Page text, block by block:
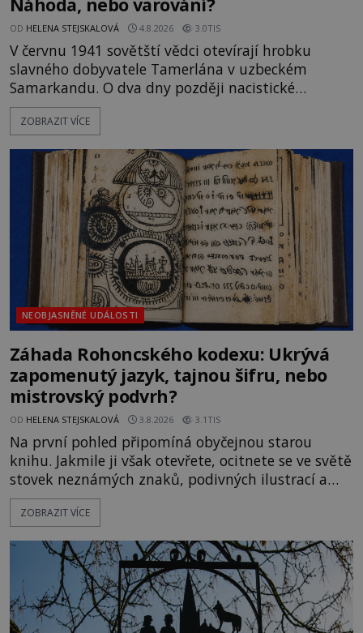
OD HELENA STEJSKALOVÁ 4.8.2026 3.0TIS
V červnu 1941 sovětští vědci otevírají hrobku
slavného dobyvatele Tamerlána v uzbeckém
Samarkandu. O dva dny později nacistické
Německo zahajuje operaci Barbarossa a napadá
Sovětský svaz. Shoda dat je natolik zarážející, že se
na legendě něco pravdy, nebo jde jen o fascinující
souhru okolností? Když antropolog Michail
Gerasimov (1907-1970) a
ZOBRAZIT VÍCE
NEOBJASNĚNÉ UDÁLOSTI
Záhada Rohoncského kodexu: Ukrývá
zapomenutý jazyk, tajnou šifru, nebo
mistrovský podvrh?
OD HELENA STEJSKALOVÁ 3.8.2026 3.1TIS
Na první pohled připomíná obyčejnou starou
knihu. Jakmile ji však otevřete, ocitnete se ve světě
stovek neznámých znaků, podivných ilustrací a
textu, který už téměř dvě století vzdoruje všem
pokusům o rozluštění. Rohoncský kodex patří mezi
jistotou neví, kdo jej napsal, kdy vznikl ani co
vlastně vypráví. Rohoncský kodex se poprvé
objevuje v roce
ZOBRAZIT VÍCE